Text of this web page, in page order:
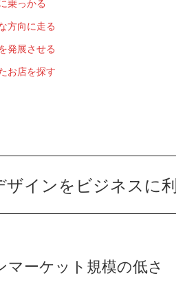
乗っかる
方向に走る
発展させる
お店を探す
ザインをビジネスに
マーケット規模の低さ